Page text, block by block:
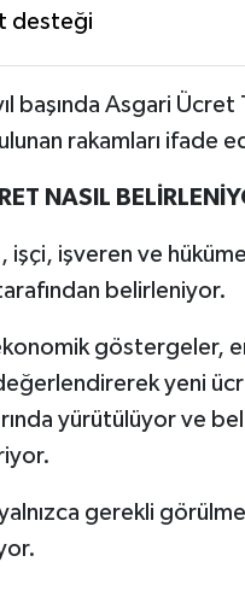
desteği
başında Asgari
rakamları ifade
NASIL
işçi, işveren ve
belirleniyor.
göstergeler,
yeni
yürütülüyor ve
gerekli